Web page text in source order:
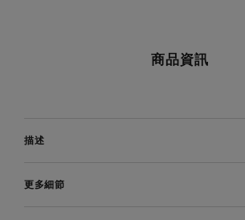
商品資訊
描述
更多細節